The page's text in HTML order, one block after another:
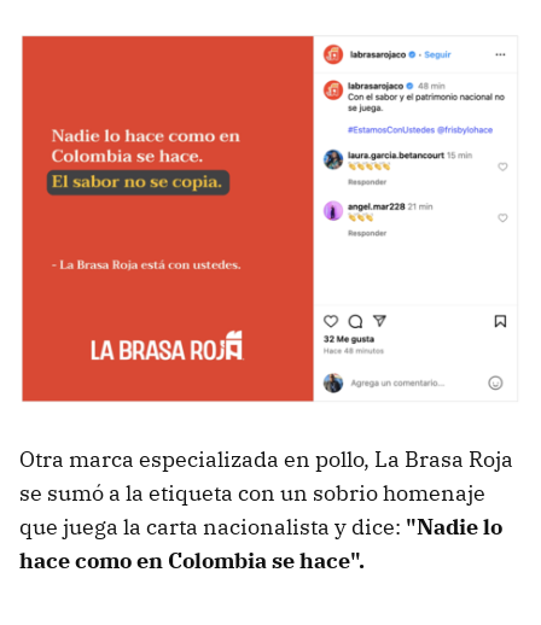
Otra marca especializada en pollo, La Brasa Roja
se sumó a la etiqueta con un sobrio homenaje
que juega la carta nacionalista y dice: "Nadie lo
hace como en Colombia se hace".